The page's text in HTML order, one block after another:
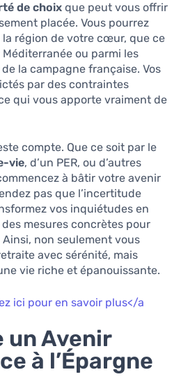
de choix que peut vous offrir
placée. Vous pourrez
région de votre cœur, que ce
ou parmi les
la campagne française. Vos
par des contraintes
qui vous apporte vraiment de
compte. Que ce soit par le
vie, d’un PER, ou d’autres
à bâtir votre avenir
pas que l’incertitude
vos inquiétudes en
mesures concrètes pour
non seulement vous
avec sérénité, mais
vie riche et épanouissante.
ici pour en savoir plus</a
un Avenir
à l’Épargne